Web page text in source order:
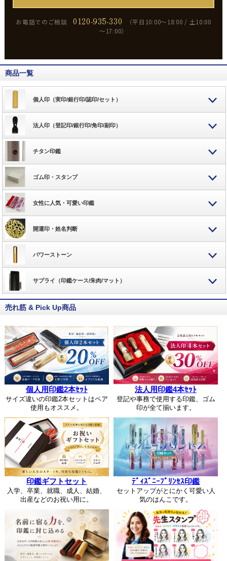
お電話でのご相談 0120-935-330 （平日10:00～18:00 / 土10:00
～17:00）
商品一覧
個人印（実印/銀行印/認印/セット）
法人印（登記印/銀行印/角印/副印）
チタン印鑑
ゴム印・スタンプ
女性に人気・可愛い印鑑
開運印・姓名判断
パワーストーン
サプライ（印鑑ケース/朱肉/マット）
売れ筋 & Pick Up商品
個人用印鑑2本ｾｯﾄ
サイズ違いの印鑑2本セットはペア
使用もオススメ。
法人用印鑑4本ｾｯﾄ
登記や事務で使用する印鑑、ゴム
印が全て揃います。
印鑑ギフトセット
入学、卒業、就職、成人、結婚、
出産などのお祝い用に。
ﾃﾞｨｽﾞﾆｰﾌﾟﾘﾝｾｽ印鑑
セットアップがとにかく可愛い人
気のはんこです。